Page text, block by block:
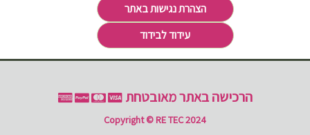
הצהרת נגישות באתר
עידוד לבידוד
הרכישה באתר מאובטחת
Copyright © RE TEC 2024